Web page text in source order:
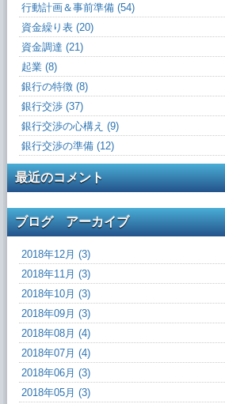
行動計画＆事前準備 (54)
資金繰り表 (20)
資金調達 (21)
起業 (8)
銀行の特徴 (8)
銀行交渉 (37)
銀行交渉の心構え (9)
銀行交渉の準備 (12)
最近のコメント
ブログ アーカイブ
2018年12月 (3)
2018年11月 (3)
2018年10月 (3)
2018年09月 (3)
2018年08月 (4)
2018年07月 (4)
2018年06月 (3)
2018年05月 (3)